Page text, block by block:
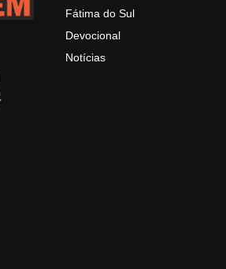
Fátima do Sul
Devocional
Notícias